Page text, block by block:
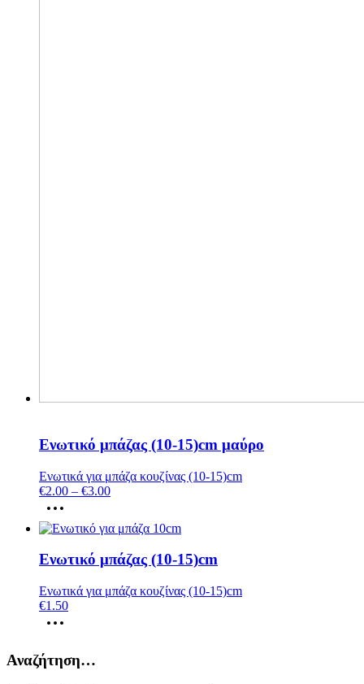
Ενωτικό μπάζας (10-15)cm μαύρο
Ενωτικά για μπάζα κουζίνας (10-15)cm
€2.00 – €3.00
Ενωτικό μπάζας (10-15)cm
Ενωτικά για μπάζα κουζίνας (10-15)cm
€1.50
Αναζήτηση…